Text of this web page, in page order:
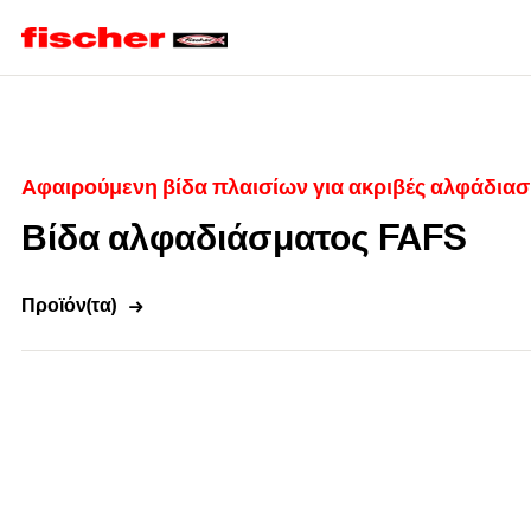
Αφαιρούμενη βίδα πλαισίων για ακριβές
Βίδα αλφαδιάσματος FAFS
Προϊόν(τα)